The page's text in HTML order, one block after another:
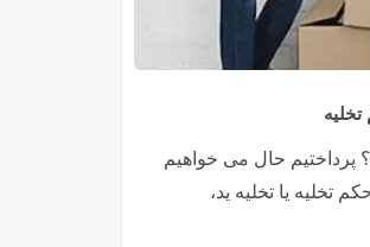
پرداختیم حال می خواهیم
تخلیه یا تخلیه ید،